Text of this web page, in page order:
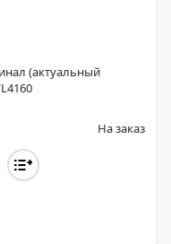
(актуальный
На заказ